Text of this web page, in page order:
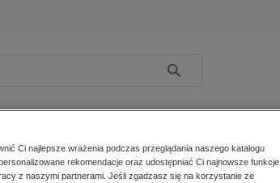
Szukaj
Ci najlepsze wrażenia podczas przeglądania naszego katalogu
rekomendacje oraz udostępniać Ci najnowsze funkcje,
z naszymi partnerami. Jeśli zgadzasz się na korzystanie ze